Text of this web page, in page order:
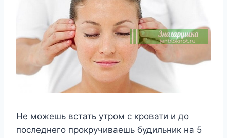
Не можешь встать утром с кровати и до
последнего прокручиваешь будильник на 5